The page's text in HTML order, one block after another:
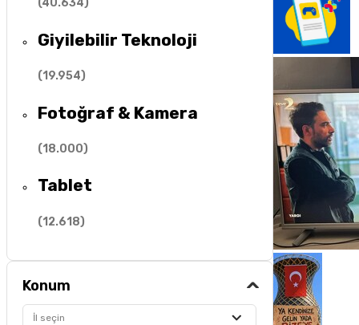
(40.634)
Giyilebilir Teknoloji
(19.954)
Fotoğraf & Kamera
(18.000)
Tablet
(12.618)
Konum
İl seçin